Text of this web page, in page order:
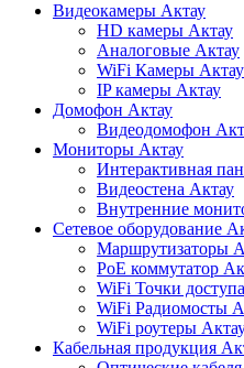
Видеокамеры Актау
HD камеры Актау
Аналоговые Актау
WiFi Камеры Актау
IP камеры Актау
Домофон Актау
Видеодомофон
Мониторы Актау
Интерактивная
Видеостена Актау
Внутренние
Сетевое оборудование
Маршрутизаторы
PoE коммутатор
WiFi Точки
WiFi Радиомосты
WiFi роутеры
Кабельная продукция